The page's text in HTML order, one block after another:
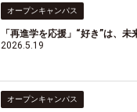
オープンキャンパス
「再進学を応援」“好き”は、未
2026.5.19
オープンキャンパス